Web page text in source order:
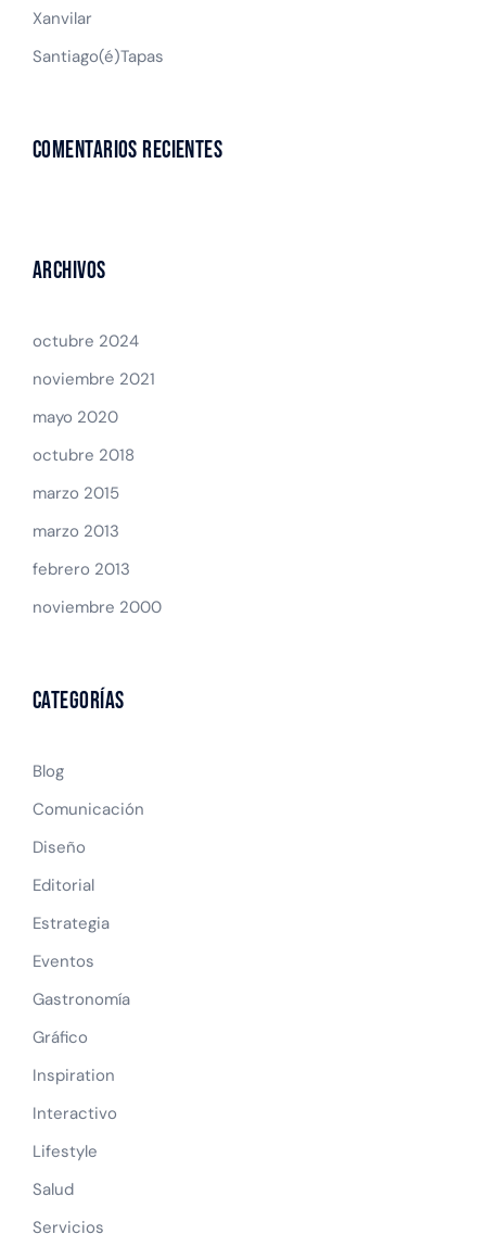
Xanvilar
Santiago(é)Tapas
Comentarios recientes
Archivos
octubre 2024
noviembre 2021
mayo 2020
octubre 2018
marzo 2015
marzo 2013
febrero 2013
noviembre 2000
Categorías
Blog
Comunicación
Diseño
Editorial
Estrategia
Eventos
Gastronomía
Gráfico
Inspiration
Interactivo
Lifestyle
Salud
Servicios